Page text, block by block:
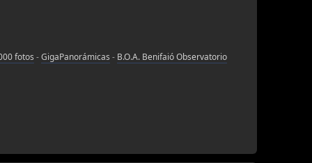
fotos -GigaPanorámicas - B.O.A. Benifaió Observatorio